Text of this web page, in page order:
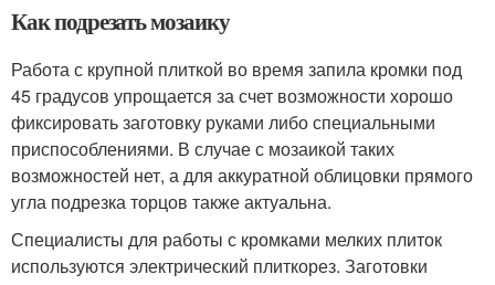
Как подрезать мозаику
Работа с крупной плиткой во время запила кромки под
45 градусов упрощается за счет возможности хорошо
фиксировать заготовку руками либо специальными
приспособлениями. В случае с мозаикой таких
возможностей нет, а для аккуратной облицовки прямого
угла подрезка торцов также актуальна.
Специалисты для работы с кромками мелких плиток
используются электрический плиткорез. Заготовки